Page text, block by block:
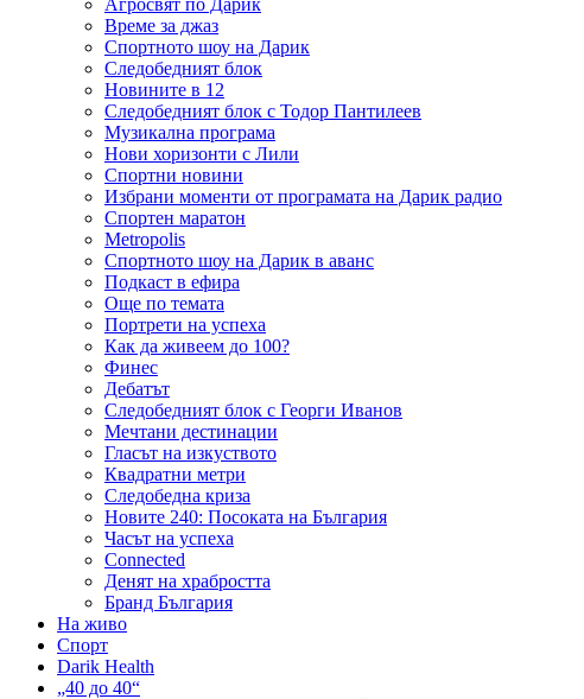
Агросвят по Дарик
Време за джаз
Спортното шоу на Дарик
Следобедният блок
Новините в 12
Следобедният блок с Тодор Пантилеев
Музикална програма
Нови хоризонти с Лили
Спортни новини
Избрани моменти от програмата на Дарик радио
Спортен маратон
Metropolis
Спортното шоу на Дарик в аванс
Подкаст в ефира
Още по темата
Портрети на успеха
Как да живеем до 100?
Финес
Дебатът
Следобедният блок с Георги Иванов
Мечтани дестинации
Гласът на изкуството
Квадратни метри
Следобедна криза
Новите 240: Посоката на България
Часът на успеха
Connected
Денят на храбростта
Бранд България
На живо
Спорт
Darik Health
„40 до 40“